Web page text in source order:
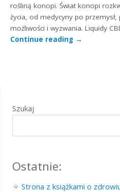
rośliną konopi. Świat konopi
życia, od medycyny po
możliwości i wyzwania. Liquidy
Continue reading →
Szukaj
Ostatnie:
Strona z książkami o